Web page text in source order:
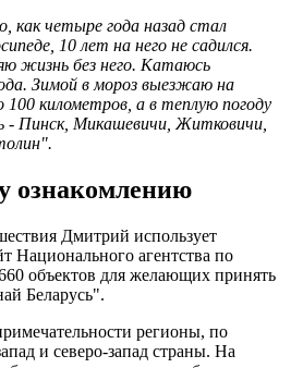
как четыре года назад стал
10 лет на него не садился.
жизнь без него. Катаюсь
Зимой в мороз выезжаю на
100 километров, а в теплую погоду
- Пинск, Микашевичи, Житковичи,
ознакомлению
Дмитрий использует
Национального агентства по
объектов для желающих принять
Беларусь".
регионы, по
и северо-запад страны. На